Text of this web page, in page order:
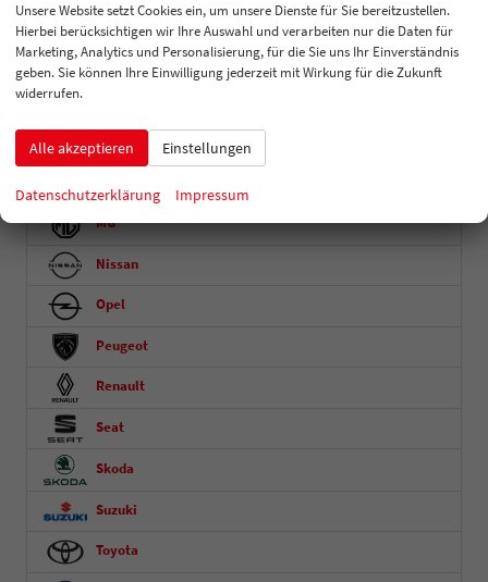
600
Ford
Kia
MG
Nissan
Opel
Peugeot
Renault
Seat
Skoda
Suzuki
Toyota
Unsere Website setzt Cookies ein, um unsere Dienste für Sie bereitzustellen.
Hierbei berücksichtigen wir Ihre Auswahl und verarbeiten nur die Daten für
Marketing, Analytics und Personalisierung, für die Sie uns Ihr Einverständnis
geben. Sie können Ihre Einwilligung jederzeit mit Wirkung für die Zukunft
widerrufen.
Alle akzeptieren Einstellungen
Datenschutzerklärung Impressum